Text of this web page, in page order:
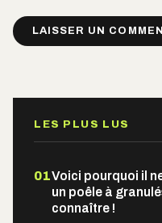
LES PLUS LUS
01Voici pourquoi il
un poêle à
connaître !